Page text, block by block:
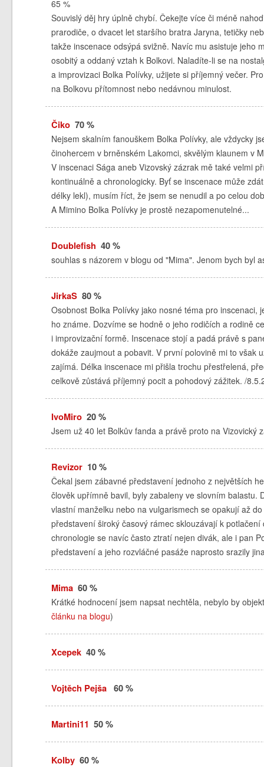
65 %
Souvislý děj hry úplně chybí. Čekejte více či méně
prarodiče, o dvacet let staršího bratra Jaryna, tetičky
takže inscenace odsýpá svižně. Navíc mu asistuje jeho
osobitý a oddaný vztah k Bolkovi. Naladíte-li se na
a improvizaci Bolka Polívky, užijete si příjemný večer.
na Bolkovu přítomnost nebo nedávnou minulost.
Čiko70 %
Nejsem skalním fanouškem Bolka Polívky, ale vždycky
činohercem v brněnském Lakomci, skvělým klaunem v
V inscenaci Sága aneb Vizovský zázrak mě také velmi
kontinuálně a chronologicky. Byť se inscenace může
délky lekl), musím říct, že jsem se nenudil a po celou
A Mimino Bolka Polívky je prostě nezapomenutelné...
Doublefish 40 %
souhlas s názorem v blogu od "Mima". Jenom bych byl
JirkaS80 %
Osobnost Bolka Polívky jako nosné téma pro
ho známe. Dozvíme se hodně o jeho rodičích a rodině
i improvizační formě. Inscenace stojí a padá právě s
dokáže zaujmout a pobavit. V první polovině mi to však
zajímá. Délka inscenace mi přišla trochu přestřelená,
celkově zůstává příjemný pocit a pohodový zážitek. /
IvoMiro20 %
Jsem už 40 let Bolkův fanda a právě proto na Vizovický
Revizor10 %
Čekal jsem zábavné představení jednoho z největších
člověk upřímně bavil, byly zabaleny ve slovním
vlastní manželku nebo na vulgarismech se opakují až
představení široký časový rámec sklouzávají k
chronologie se navíc často ztratí nejen divák, ale i pan
představení a jeho rozvláčné pasáže naprosto srazily
Mima60 %
Krátké hodnocení jsem napsat nechtěla, nebylo by
článku na blogu)
Xcepek40 %
Vojtěch Pejša 60 %
Martini11 50 %
Kolby60 %